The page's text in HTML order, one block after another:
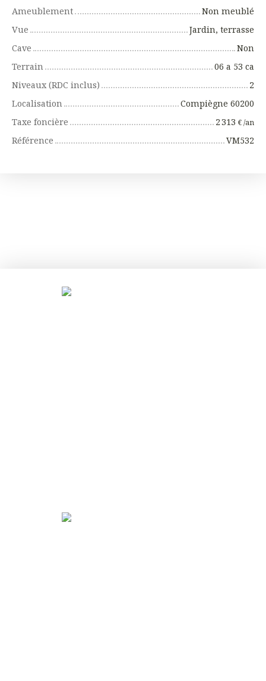
Ameublement
Non meublé
Vue
Jardin, terrasse
Cave
Non
Terrain
06 a 53 ca
Niveaux (RDC inclus)
2
Localisation
Compiègne 60200
Taxe foncière
2 313 € /an
Référence VM532